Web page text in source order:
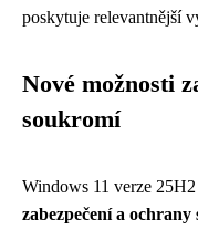
poskytuje relevantnější
Nové možnosti
soukromí
Windows 11 verze
zabezpečení a